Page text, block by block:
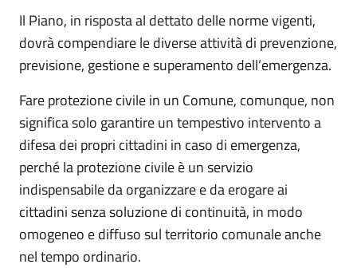
Il Piano, in risposta al dettato delle norme vigenti,
dovrà compendiare le diverse attività di prevenzione,
previsione, gestione e superamento dell’emergenza.
Fare protezione civile in un Comune, comunque, non
significa solo garantire un tempestivo intervento a
difesa dei propri cittadini in caso di emergenza,
perché la protezione civile è un servizio
indispensabile da organizzare e da erogare ai
cittadini senza soluzione di continuità, in modo
omogeneo e diffuso sul territorio comunale anche
nel tempo ordinario.